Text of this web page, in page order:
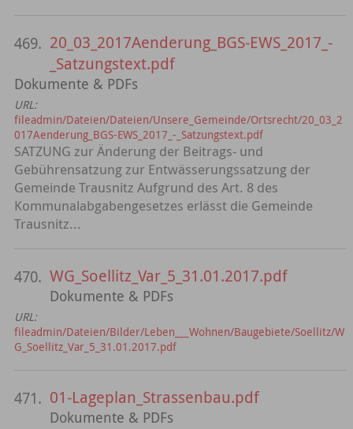
469. 20_03_2017Aenderung_BGS-EWS_2017_-
_Satzungstext.pdf
Dokumente & PDFs
URL:
fileadmin/Dateien/Dateien/Unsere_Gemeinde/Ortsrecht/20_03_2
017Aenderung_BGS-EWS_2017_-_Satzungstext.pdf
SATZUNG zur Änderung der Beitrags- und
Gebührensatzung zur Entwässerungssatzung der
Gemeinde Trausnitz Aufgrund des Art. 8 des
Kommunalabgabengesetzes erlässt die Gemeinde
Trausnitz...
470. WG_Soellitz_Var_5_31.01.2017.pdf
Dokumente & PDFs
URL:
fileadmin/Dateien/Bilder/Leben___Wohnen/Baugebiete/Soellitz/W
G_Soellitz_Var_5_31.01.2017.pdf
471. 01-Lageplan_Strassenbau.pdf
Dokumente & PDFs